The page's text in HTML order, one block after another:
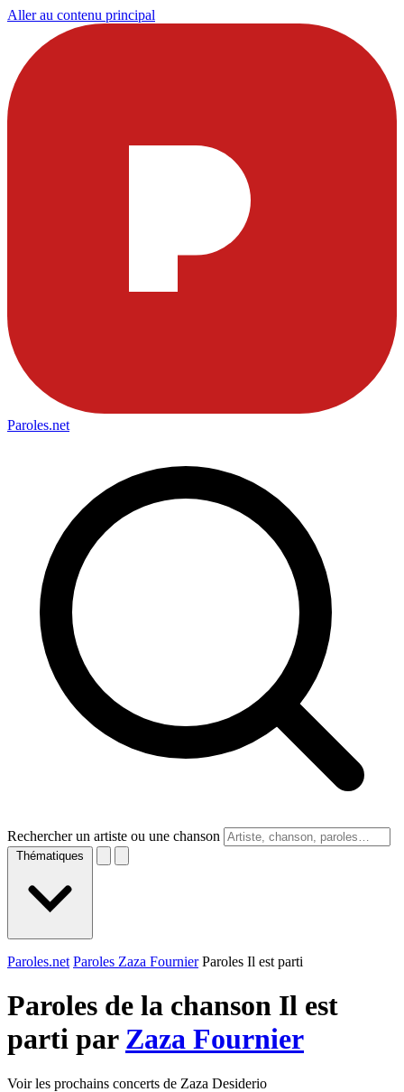
Aller au contenu principal
Paroles.net
Rechercher un artiste ou une chanson
Thématiques
Paroles.net Paroles Zaza Fournier Paroles Il est parti
Paroles de la chanson Il est
parti par Zaza Fournier
Voir les prochains concerts de Zaza Desiderio